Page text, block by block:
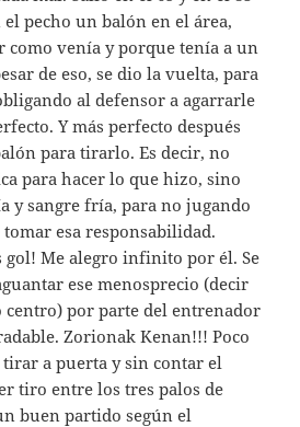
pecho un balón en el área,
como venía y porque tenía a un
de eso, se dio la vuelta, para
al defensor a agarrarle
Y más perfecto después
para tirarlo. Es decir, no
para hacer lo que hizo, sino
y sangre fría, para no jugando
tomar esa responsabilidad.
gol! Me alegro infinito por él. Se
ese menosprecio (decir
centro) por parte del entrenador
Zorionak Kenan!!! Poco
tirar a puerta y sin contar el
tiro entre los tres palos de
buen partido según el